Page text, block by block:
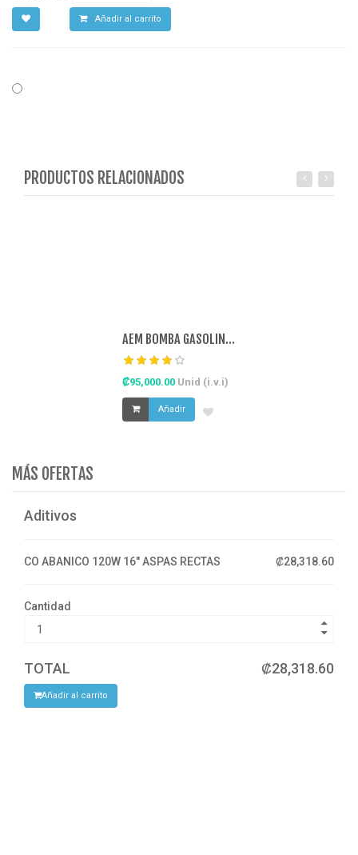
Añadir al carrito
PRODUCTOS RELACIONADOS
AEM BOMBA GASOLINA INTERNA 320LPH METAN
₡95,000.00 Unid (i.v.i)
Añadir
MÁS OFERTAS
Aditivos
CO ABANICO 120W 16" ASPAS RECTAS ₡28,318.60
Cantidad
TOTAL ₡28,318.60
Añadir al carrito